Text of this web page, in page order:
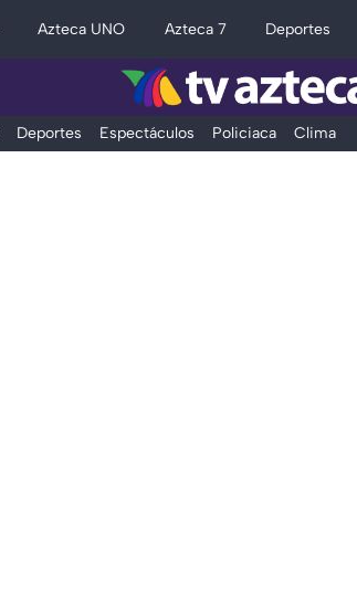
Azteca UNO Azteca 7 Deportes
Deportes Espectáculos Policiaca Clima